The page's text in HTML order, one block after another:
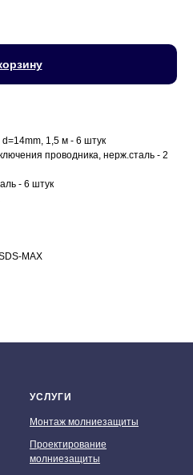
1,5 м - 6 штук
проводника, нерж.сталь - 2
- 6 штук
MAX
УСЛУГИ
Монтаж молниезащиты
Проектирование
молниезащиты